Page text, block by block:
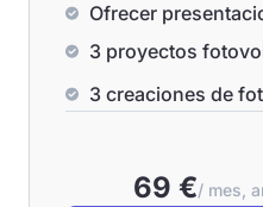
Ofrecer
3 proyectos
3 creaciones de
69 €/ mes,